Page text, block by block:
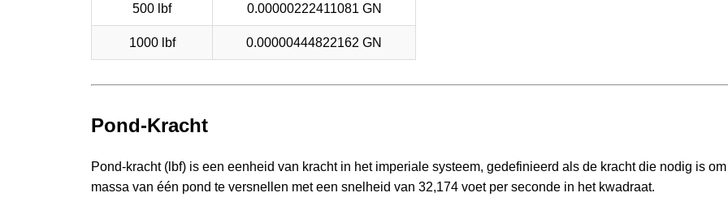
500 lbf 0.00000222411081 GN
1000 lbf 0.00000444822162 GN
Pond-Kracht
Pond-kracht (lbf) is een eenheid van kracht in het imperiale systeem, gedefinieerd als de kracht die nodig is
massa van één pond te versnellen met een snelheid van 32,174 voet per seconde in het kwadraat.